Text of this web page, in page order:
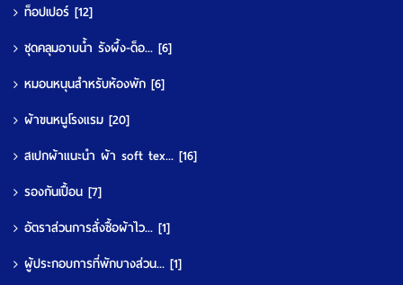
ท็อปเปอร์ [12]
ชุดคลุมอาบน้ำ รังผึ้ง-ด็อ... [6]
หมอนหนุนสำหรับห้องพัก [6]
ผ้าขนหนูโรงแรม [20]
สเปกผ้าแนะนำ ผ้า soft tex... [16]
รองกันเปื้อน [7]
อัตราส่วนการสั่งซื้อผ้าไว... [1]
ผู้ประกอบการที่พักบางส่วน... [1]